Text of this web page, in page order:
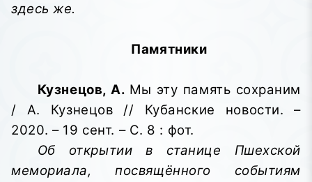
здесь же.
Памятники
Кузнецов, А. Мы эту память сохраним
/ А. Кузнецов // Кубанские новости. –
2020. – 19 сент. – С. 8 : фот.
Об открытии в станице Пшехской
мемориала, посвящённого событиям